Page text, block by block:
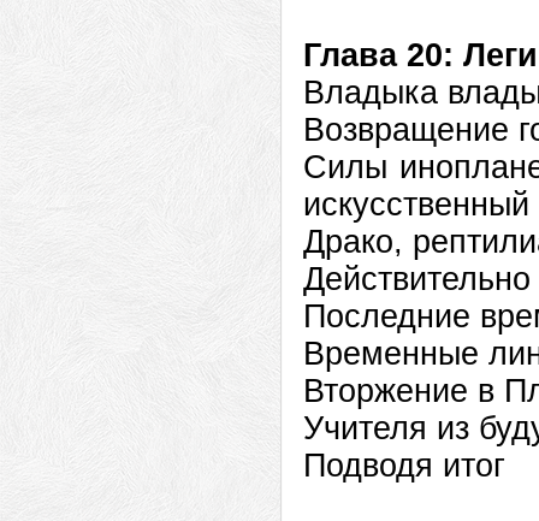
Глава 20:
Владыка
Возвращение
Силы
искусственный
Драко,
Последние
Временные
Вторжение в
Учителя из
Подводя итог